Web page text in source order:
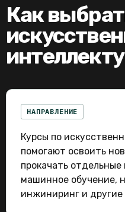
Как
интеллекту
НАПРАВЛЕНИЕ
Курсы по
помогают освоить
прокачать
машинное обучение,
инжиниринг и другие